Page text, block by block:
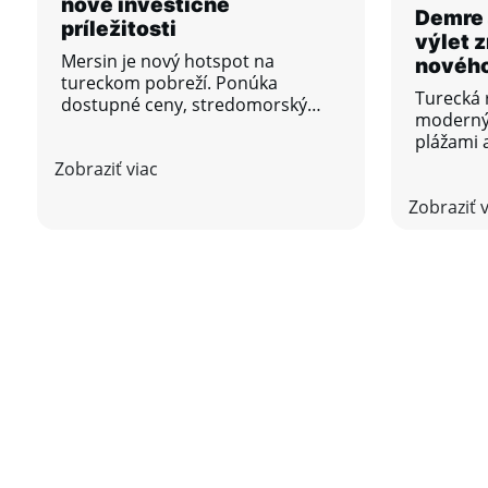
príležitosti
Mersin je nový hotspot na
tureckom pobreží. Ponúka
dostupné ceny, stredomorský
v Mersine.
Zobraziť viac
výlet
Turecká
plážami
pokoj a
tvár
často
Zobraziť